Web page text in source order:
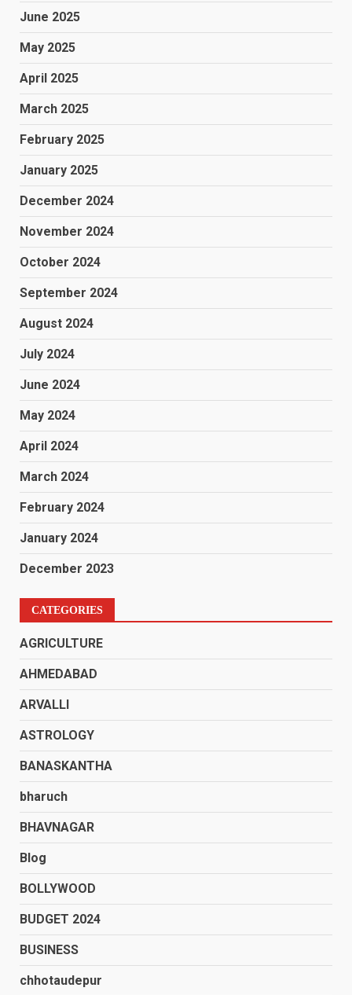
June 2025
May 2025
April 2025
March 2025
February 2025
January 2025
December 2024
November 2024
October 2024
September 2024
August 2024
July 2024
June 2024
May 2024
April 2024
March 2024
February 2024
January 2024
December 2023
CATEGORIES
AGRICULTURE
AHMEDABAD
ARVALLI
ASTROLOGY
BANASKANTHA
bharuch
BHAVNAGAR
Blog
BOLLYWOOD
BUDGET 2024
BUSINESS
chhotaudepur